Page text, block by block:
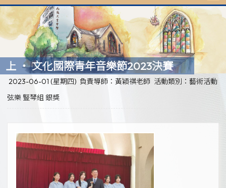
上 ‧ 文化國際青年音樂節2023決賽
2023-06-01 (星期四) 負責導師：黃穎祺老師 活動類別：藝術活動
弦樂 豎琴組 銀獎